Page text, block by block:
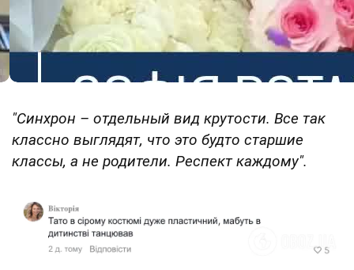
"Синхрон – отдельный вид крутости. Все так
классно выглядят, что это будто старшие
классы, а не родители. Респект каждому".